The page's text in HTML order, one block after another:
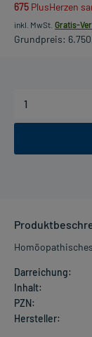
675 PlusHerzen
inkl. MwSt. Gratis-
Grundpreis:
Darreichung:
Inhalt:
PZN:
Hersteller: